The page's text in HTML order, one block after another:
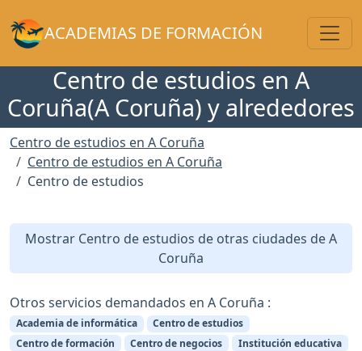
ACADEMIAS DE FORMACIÓN
Centro de estudios en A
Coruña(A Coruña) y alrededores
Centro de estudios en A Coruña
Centro de estudios en A Coruña
Centro de estudios
Mostrar Centro de estudios de otras ciudades de A
Coruña
Otros servicios demandados en A Coruña :
Academia de informática
Centro de estudios
Centro de formación
Centro de negocios Institución educativa